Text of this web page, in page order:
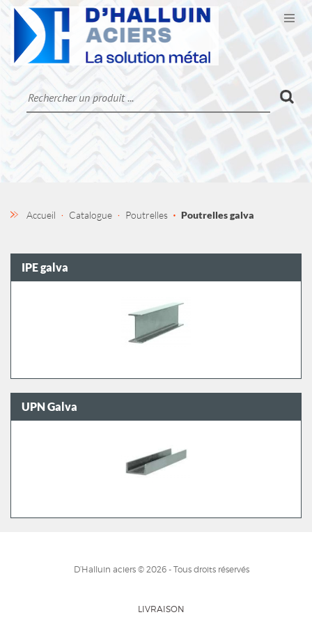
CATALOGUE
LA SOCIÉTÉ
CONTACT
Accueil Catalogue Poutrelles Poutrelles galva
IPE galva
UPN Galva
D’Halluin aciers © 2026 - Tous droits réservés
LIVRAISON